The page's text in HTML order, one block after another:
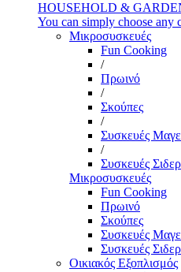
HOUSEHOLD &
You can simply choose any
Μικροσυσκευές
Fun Cooking
/
Πρωινό
/
Σκούπες
/
Συσκευές
/
Συσκευές
Μικροσυσκευές
Fun Cooking
Πρωινό
Σκούπες
Συσκευές
Συσκευές
Οικιακός Εξοπλισμός